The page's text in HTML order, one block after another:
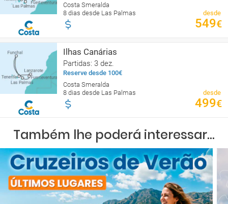
Costa Smeralda
8 dias desde Las Palmas
desde
549€
Ilhas Canárias
Partidas: 3 dez.
Reserve desde 100€
Costa Smeralda
8 dias desde Las Palmas
desde
499€
Também lhe poderá interessar...